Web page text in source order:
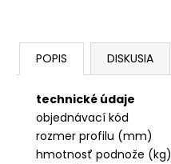
POPIS DISKUSIA
technické údaje
objednávací kód
rozmer profilu (mm)
hmotnosť podnože (kg)